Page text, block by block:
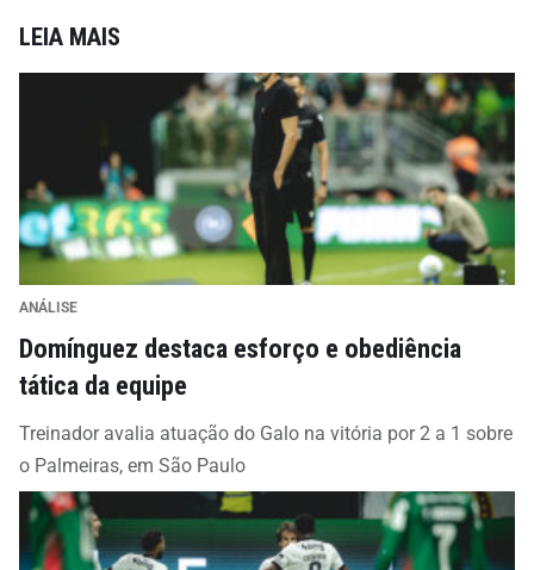
LEIA MAIS
ANÁLISE
Domínguez destaca esforço e obediência
tática da equipe
Treinador avalia atuação do Galo na vitória por 2 a 1 sobre
o Palmeiras, em São Paulo